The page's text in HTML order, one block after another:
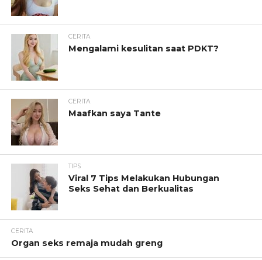
CERITA
Mengalami kesulitan saat PDKT?
CERITA
Maafkan saya Tante
TIPS
Viral 7 Tips Melakukan Hubungan
Seks Sehat dan Berkualitas
CERITA
Organ seks remaja mudah greng